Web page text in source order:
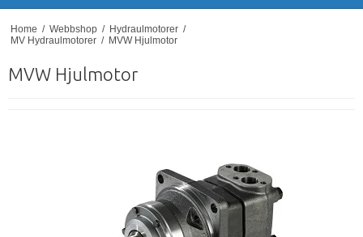
Home / Webbshop / Hydraulmotorer /
MV Hydraulmotorer / MVW Hjulmotor
MVW Hjulmotor